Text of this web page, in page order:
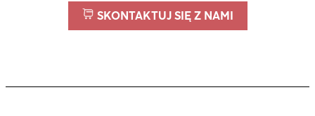
SKONTAKTUJ SIĘ Z NAMI